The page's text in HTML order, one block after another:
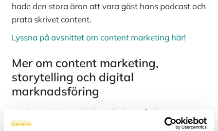
hade den stora äran att vara gäst hans podcast och
prata skrivet content.
Lyssna på avsnittet om content marketing här!
Mer om content marketing,
storytelling och digital
marknadsföring
Mycket av det som behandlades i gårdagens
podcast har tidigare tagits upp i bloggen. Här listas